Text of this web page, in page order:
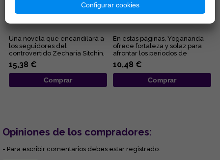
EL REY QUE SE NEGÓ A MORIR
Una novela que encandilará a
los seguidores del
controvertido Zecharia Sitchin,
pues en ella combina sus
obses...
15,38 €
Comprar
POR QUÉ DIOS PERMITE EL
En estas páginas, Yogananda
ofrece fortaleza y solaz para
afrontar los periodos de
adversidad al esclarecer lo...
10,48 €
Comprar
Opiniones de los compradores:
- Para escribir comentarios debes estar registrado.
Configurar cookies